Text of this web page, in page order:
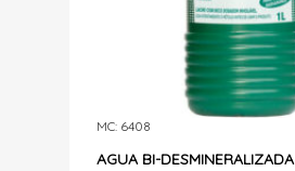
AGUA BI-DESMINERALIZADA
MC: 6408